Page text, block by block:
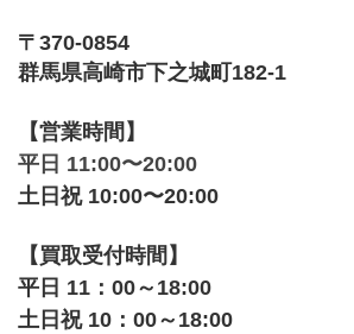
〒370-0854
群馬県高崎市下之城町182-1
【営業時間】
平日 11:00〜20:00
土日祝 10:00〜20:00
【買取受付時間】
平日 11：00～18:00
土日祝 10：00～18:00